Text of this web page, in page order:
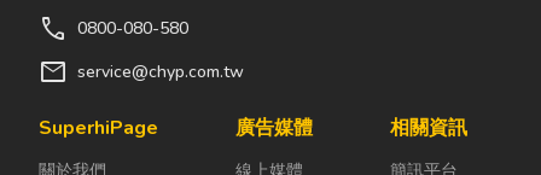
庭聚餐、朋友
聚會、公司聚
團體用餐，都
色彩與儀式
著生活節奏加
兼具美感、機
call 0800-080-580
mail service@chyp.com.tw
SuperhiPage
關於我們
廣告媒體
線上媒體
相關資訊
簡訊平台